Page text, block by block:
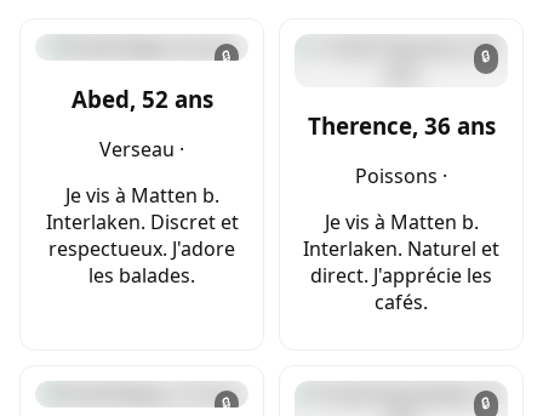
🔒
Abed, 52 ans
Verseau ·
Je vis à Matten b.
Interlaken. Discret et
respectueux. J'adore
les balades.
🔒
Therence, 36 ans
Poissons ·
Je vis à Matten b.
Interlaken. Naturel et
direct. J'apprécie les
cafés.
🔒 🔒